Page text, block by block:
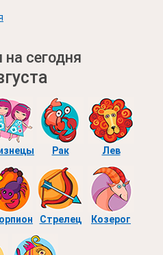
на сегодня
Рак Лев
Стрелец Козерог